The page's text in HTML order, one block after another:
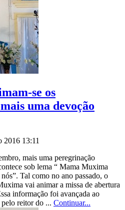
se os
uma devoção
2016 13:11
mais uma peregrinação
sob lema “ Mama Muxima
Tal como no ano passado, o
vai animar a missa de abertura
informação foi avançada ao
reitor do ... Continuar...